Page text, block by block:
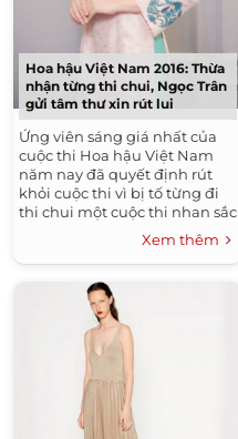
Hoa hậu Việt Nam 2016: Thừa
nhận từng thi chui, Ngọc Trân
gửi tâm thư xin rút lui
Ứng viên sáng giá nhất của
cuộc thi Hoa hậu Việt Nam
năm nay đã quyết định rút
khỏi cuộc thi vì bị tố từng đi
thi chui một cuộc thi nhan sắc
Xem thêm